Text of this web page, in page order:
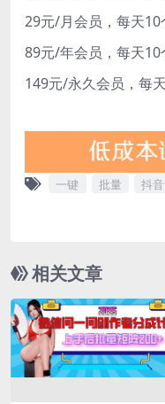
29元/月会员，每天10
89元/年会员，每天10
149元/永久会员，每
一键 批量 抖音
相关文章